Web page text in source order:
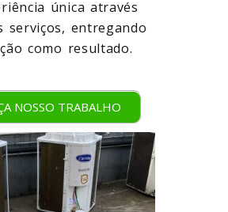
única através
serviços, entregando
como resultado.
NOSSO TRABALHO